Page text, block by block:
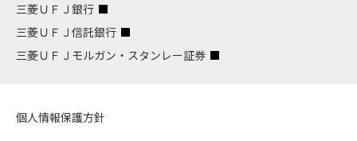
三菱ＵＦＪ銀行
三菱ＵＦＪ信託銀行
三菱ＵＦＪモルガン・スタンレー証券
個人情報保護方針